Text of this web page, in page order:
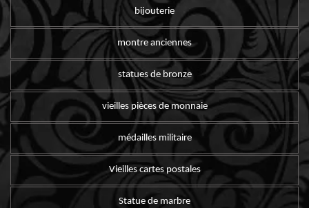
bijouterie
montre anciennes
statues de bronze
vieilles pièces de monnaie
médailles militaire
Vieilles cartes postales
Statue de marbre